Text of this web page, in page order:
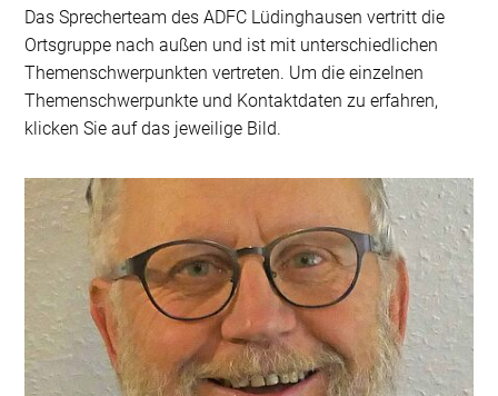
Das Sprecherteam des ADFC Lüdinghausen vertritt die
Ortsgruppe nach außen und ist mit unterschiedlichen
Themenschwerpunkten vertreten. Um die einzelnen
Themenschwerpunkte und Kontaktdaten zu erfahren,
klicken Sie auf das jeweilige Bild.